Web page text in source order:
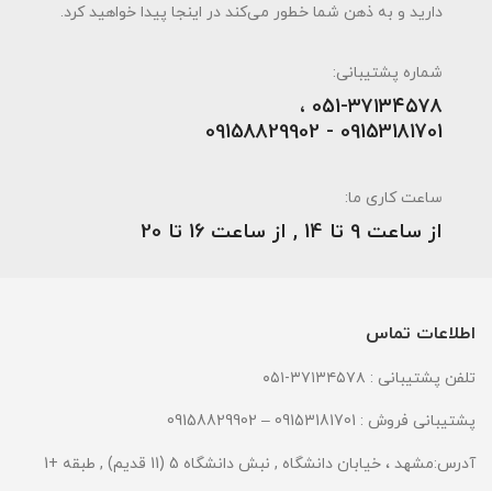
دارید و به ذهن شما خطور می‌کند در اینجا پیدا خواهید کرد.
شماره پشتیبانی:
051-۳۷۱۳۴۵۷۸ ،
09153181701 - 09158829902
ساعت کاری ما:
از ساعت 9 تا 14 , از ساعت 16 تا 20
اطلاعات تماس
تلفن پشتیبانی : ۳۷۱۳۴۵۷۸-۰۵۱
پشتیبانی فروش : 09153181701 – 09158829902
آدرس:مشهد ، خیابان دانشگاه , نبش دانشگاه 5 (11 قدیم) , طبقه +1